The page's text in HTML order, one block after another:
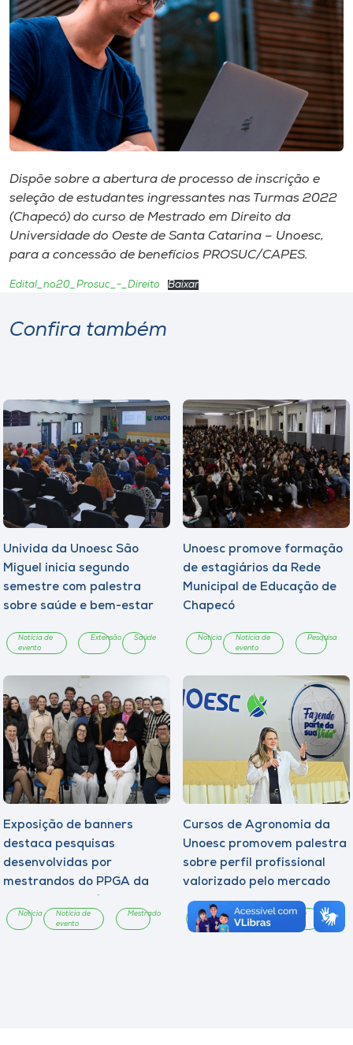
I.nova
Diplomados
Cultura
CPA
Biblioteca
Unoesc
Store
Selecione
o idioma
A+
A-
Dispõe sobre a abertura de processo de inscrição e
seleção de estudantes ingressantes nas Turmas 2022
(Chapecó) do curso de Mestrado em Direito da
Universidade do Oeste de Santa Catarina – Unoesc,
para a concessão de benefícios PROSUC/CAPES.
Edital_no20_Prosuc_-_Direito Baixar
Confira também
Univida da Unoesc São
Miguel inicia segundo
semestre com palestra
sobre saúde e bem-estar
Notícia de
evento
Extensão Saúde
Unoesc promove formação
de estagiários da Rede
Municipal de Educação de
Chapecó
Notícia
Notícia de
evento
Pesquisa
Exposição de banners
destaca pesquisas
desenvolvidas por
mestrandos do PPGA da
Notícia
Notícia de
evento
Mestrado
Cursos de Agronomia da
Unoesc promovem palestra
sobre perfil profissional
valorizado pelo mercado
Evento Notícia
Notícia de